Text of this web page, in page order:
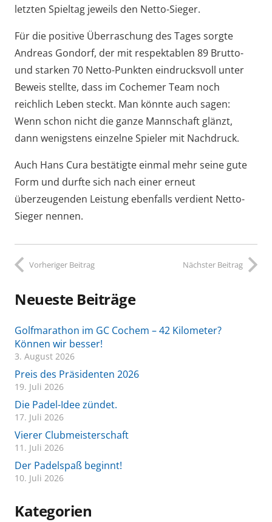
letzten Spieltag jeweils den Netto-Sieger.
Für die positive Überraschung des Tages sorgte
Andreas Gondorf, der mit respektablen 89 Brutto-
und starken 70 Netto-Punkten eindrucksvoll unter
Beweis stellte, dass im Cochemer Team noch
reichlich Leben steckt. Man könnte auch sagen:
Wenn schon nicht die ganze Mannschaft glänzt,
dann wenigstens einzelne Spieler mit Nachdruck.
Auch Hans Cura bestätigte einmal mehr seine gute
Form und durfte sich nach einer erneut
überzeugenden Leistung ebenfalls verdient Netto-
Sieger nennen.
Vorheriger Beitrag Nächster Beitrag
Neueste Beiträge
Golfmarathon im GC Cochem – 42 Kilometer?
Können wir besser!
3. August 2026
Preis des Präsidenten 2026
19. Juli 2026
Die Padel-Idee zündet.
17. Juli 2026
Vierer Clubmeisterschaft
11. Juli 2026
Der Padelspaß beginnt!
10. Juli 2026
Kategorien